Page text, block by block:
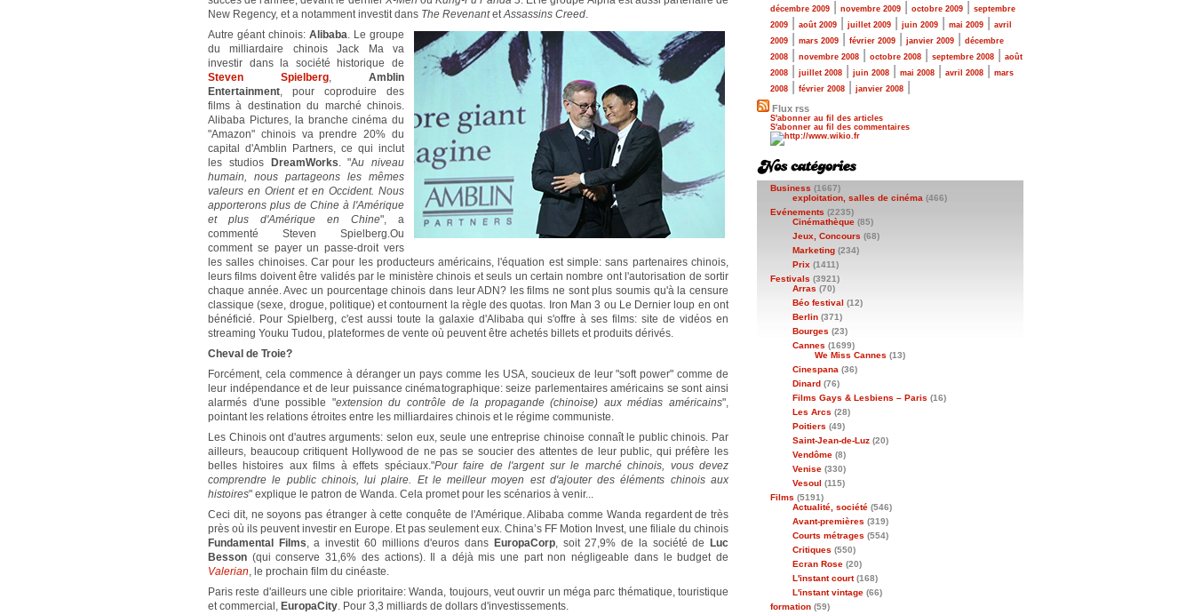
New Regency, et a notamment investit dans The RevenantetAssassins Creed.
Autre géant chinois: Alibaba. Le groupe
du milliardaire chinois Jack Ma va
investir dans la société historique de
Steven Spielberg, Amblin
Entertainment, pour coproduire des
films à destination du marché chinois.
Alibaba Pictures, la branche cinéma du
"Amazon" chinois va prendre 20% du
capital d'Amblin Partners, ce qui inclut
les studios
DreamWorks. "Au niveau
humain, nous partageons les mêmes
valeurs en Orient et en Occident. Nous
apporterons plus de Chine à l'Amérique
et plus d'Amérique en Chine", a
commenté Steven Spielberg.Ou
comment se payer un passe-droit vers
les salles chinoises. Car pour les producteurs américains, l'équation est simple: sans partenaires chinois,
leurs films doivent être validés par le ministère chinois et seuls un certain nombre ont l'autorisation de sortir
chaque année. Avec un pourcentage chinois dans leur ADN? les films ne sont plus soumis qu'à la censure
classique (sexe, drogue, politique) et contournent la règle des quotas. Iron Man 3 ou Le Dernier loup en ont
bénéficié. Pour Spielberg, c'est aussi toute la galaxie d'Alibaba qui s'offre à ses films: site de vidéos en
streaming Youku Tudou, plateformes de vente où peuvent être achetés billets et produits dérivés.
Cheval de Troie?
Forcément, cela commence à déranger un pays comme les USA, soucieux de leur "soft power" comme de
leur indépendance et de leur puissance cinématographique: seize parlementaires américains se sont ainsi
alarmés d'une possible "extension du contrôle de la propagande (chinoise) aux médias américains",
pointant les relations étroites entre les milliardaires chinois et le régime communiste.
Les Chinois ont d'autres arguments: selon eux, seule une entreprise chinoise connaît le public chinois. Par
ailleurs, beaucoup critiquent Hollywood de ne pas se soucier des attentes de leur public, qui préfère les
belles histoires aux films à effets spéciaux."Pour faire de l'argent sur le marché chinois, vous devez
comprendre le public chinois, lui plaire. Et le meilleur moyen est d'ajouter des éléments chinois aux
histoires" explique le patron de Wanda. Cela promet pour les scénarios à venir...
Ceci dit, ne soyons pas étranger à cette conquête de l'Amérique. Alibaba comme Wanda regardent de très
près où ils peuvent investir en Europe. Et pas seulement eux. China’s FF Motion Invest, une filiale du chinois
Fundamental Films, a investit 60 millions d'euros dans EuropaCorp, soit 27,9% de la société de
Luc
Besson (qui conserve 31,6% des actions). Il a déjà mis une part non négligeable dans le budget de
Valerian, le prochain film du cinéaste.
Paris reste d'ailleurs une cible prioritaire: Wanda, toujours, veut ouvrir un méga parc thématique, touristique
et commercial, EuropaCity. Pour 3,3 milliards de dollars d'investissements.
décembre 2009 novembre 2009 octobre 2009
septembre
2009
août 2009 juillet 2009 juin 2009 mai 2009
avril
2009
mars 2009 février 2009 janvier 2009
décembre
2008
novembre 2008 octobre 2008 septembre 2008
août
2008
juillet 2008 juin 2008 mai 2008 avril 2008
mars
2008
février 2008 janvier 2008
Flux rss
S'abonner au fil des articles
S'abonner au fil des commentaires
Business (1667)
exploitation, salles de cinéma (466)
Evénements (2235)
Cinémathèque (85)
Jeux, Concours (68)
Marketing (234)
Prix (1411)
Festivals (3921)
Arras (70)
Béo festival (12)
Berlin (371)
Bourges (23)
Cannes (1699)
We Miss Cannes (13)
Cinespana (36)
Dinard (76)
Films Gays & Lesbiens – Paris (16)
Les Arcs (28)
Poitiers (49)
Saint-Jean-de-Luz (20)
Vendôme (8)
Venise (330)
Vesoul (115)
Films (5191)
Actualité, société (546)
Avant-premières (319)
Courts métrages (554)
Critiques (550)
Ecran Rose (20)
L'instant court(168)
L'instant vintage (66)
formation (59)